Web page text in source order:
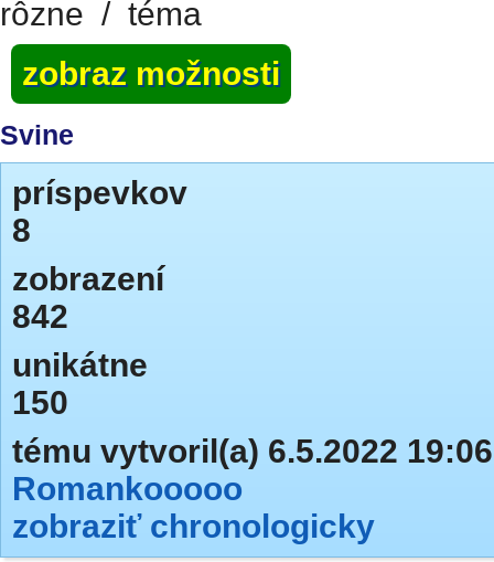
rôzne / téma
zobraz možnosti
Svine
príspevkov
8
zobrazení
842
unikátne
150
tému vytvoril(a) 6.5.2022 19:06
Romankooooo
zobraziť chronologicky